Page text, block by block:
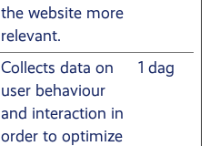
the website more
relevant.
Collects data on
user behaviour
and interaction in
order to optimize
1 dag